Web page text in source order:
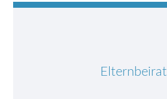
Elternbeirat